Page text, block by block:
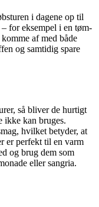
i dagene op til
for eksempel i en tøm-
af med både
og samtidig spare
så bliver de hurtigt
ikke kan bruges.
hvilket betyder, at
er perfekt til en varm
og brug dem som
eller sangria.